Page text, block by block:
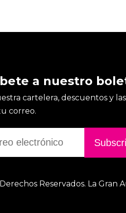
a nuestro
cartelera, descuentos y
correo.
Reservados. La Gran